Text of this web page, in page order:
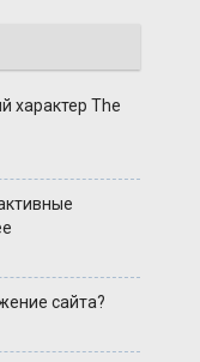
характер The
сайта?